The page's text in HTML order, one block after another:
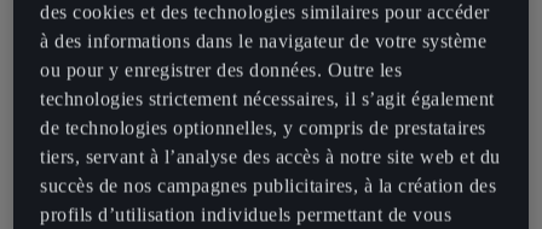
Ces visions sont ensuite transposées dans un design.
Qu’entendez-vous par luxe?
Depuis sa création en 2008, notre entreprise n’a cessé de croître,
comptant aujourd’hui 15 collaborateurs et trois usines en Italie.
Néanmoins, chaque modèle est toujours fabriqué à la main. Cet
amour pour l’artisanat incarne l’idée que nous nous faisons du luxe.
des cookies et des technologies similaires pour accéder
à des informations dans le navigateur de votre système
ou pour y enregistrer des données. Outre les
technologies strictement nécessaires, il s’agit également
de technologies optionnelles, y compris de prestataires
tiers, servant à l’analyse des accès à notre site web et du
succès de nos campagnes publicitaires, à la création des
profils d’utilisation individuels permettant de vous